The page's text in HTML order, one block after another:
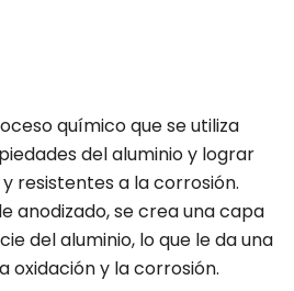
químico que se utiliza
del aluminio y lograr
resistentes a la corrosión.
anodizado, se crea una capa
del aluminio, lo que le da una
oxidación y la corrosión.